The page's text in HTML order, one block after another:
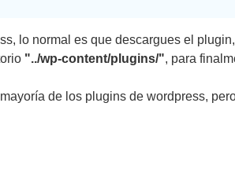
lo normal es que descargues el
"../wp-content/plugins/", para
de los plugins de wordpress,